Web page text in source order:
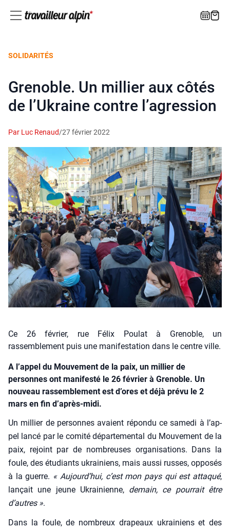
SOLIDARITÉS
Grenoble. Un millier aux côtés
de l’Ukraine contre l’agression
Par Luc Renaud/27 février 2022
Ce 26 février, rue Félix Poulat à Grenoble, un
rassemblement puis une manifestation dans le centre ville.
A l’appel du Mouvement de la paix, un millier de
personnes ont manifesté le 26 février à Grenoble. Un
nouveau rassemblement est d’ores et déjà prévu le 2
mars en fin d’après-midi.
Un mil­lier de per­sonnes avaient répon­du ce same­di à l’ap­
pel lan­cé par le comi­té dépar­te­men­tal du Mou­ve­ment de la
paix, rejoint par de nom­breuses orga­ni­sa­tions. Dans la
foule, des étu­diants ukrai­niens, mais aus­si russes, oppo­sés
à la guerre. « Aujourd’­hui, c’est mon pays qui est atta­qué,
lan­çait une jeune Ukrai­nienne, demain, ce pour­rait être
d’autres ».
Dans la foule, de nom­breux dra­peaux ukrai­niens et des